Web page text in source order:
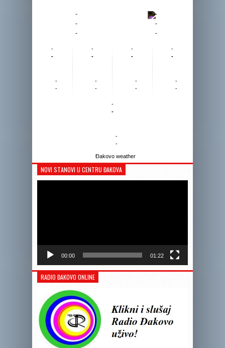
-
-
-
-
-
-
-
-
-
-
-
-
-
-
-
-
-
-
-
-
-
-
-
-
-
-
Đakovo weather
NOVI STANOVI U CENTRU ĐAKOVA
00:00 01:22
RADIO ĐAKOVO ONLINE